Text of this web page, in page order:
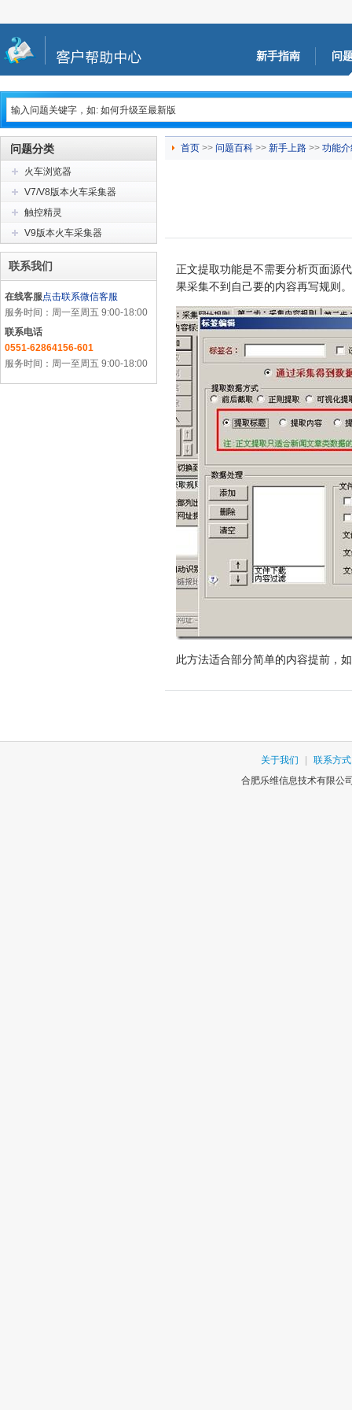
新手指南 问
问题分类
火车浏览器
V7/V8版本火车采集器
触控精灵
V9版本火车采集器
联系我们
在线客服点击联系微信客服
服务时间：周一至周五 9:00-18:00
联系电话
0551-62864156-601
服务时间：周一至周五 9:00-18:00
首页 >> 问题百科 >> 新手上路 >> 功能
正文提取功能是不需要分析页面源
果采集不到自己要的内容再写规则。
此方法适合部分简单的内容提前，
关于我们
联系方式
合肥乐维信息技术有限公